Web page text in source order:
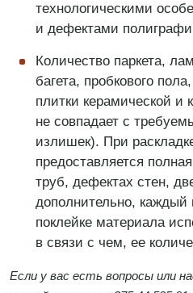
технологическими
и дефектами
Количество паркета,
багета, пробкового
плитки керамической и
не совпадает с
излишек). При
предоставляется
труб, дефектах стен,
дополнительно, каждый
поклейке материала
в связи с чем, ее
Если у вас есть вопросы или